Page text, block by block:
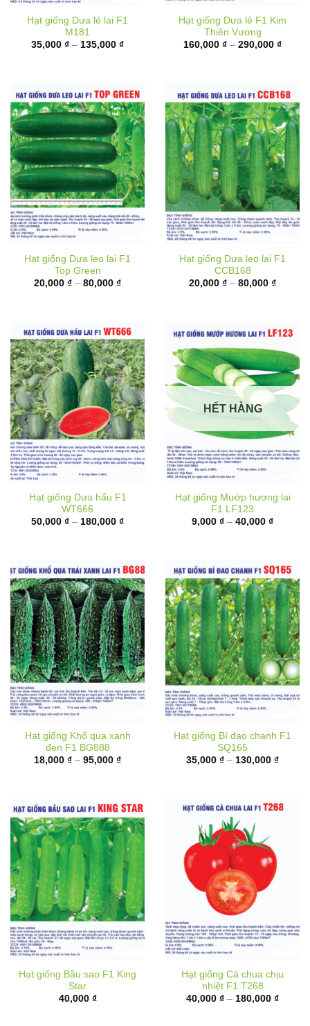
Hạt giống Dưa lê lai F1
M181
35,000 ₫ – 135,000 ₫Khoảng
135,000 ₫
Hạt giống Dưa lê F1 Kim
Thiên Vương
160,000 ₫ – 290,000 ₫
Hạt giống Dưa leo lai F1
Top Green
20,000 ₫ – 80,000 ₫Khoảng
80,000 ₫
Hạt giống Dưa leo lai F1
CCB168
20,000 ₫ – 80,000 ₫Khoảng
80,000
Hạt giống Dưa hấu F1
WT666
50,000 ₫ – 180,000 ₫Khoảng
180,000 ₫
HẾT HÀNG
Hạt giống Mướp hương lai
F1 LF123
9,000 ₫ – 40,000 ₫Khoảng
40,000 ₫
Hạt giống Khổ qua xanh
đen F1 BG888
18,000 ₫ – 95,000 ₫Khoảng
95,000 ₫
Hạt giống Bí đao chanh F1
SQ165
35,000 ₫ – 130,000 ₫
Hạt giống Bầu sao F1 King
Star
40,000 ₫
Hạt giống Cà chua chịu
nhiệt F1 T268
40,000 ₫ – 180,000 ₫